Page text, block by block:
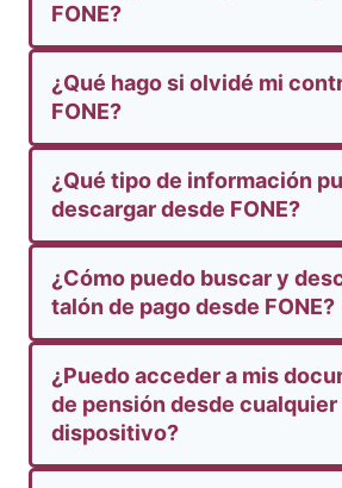
FONE?
¿Qué hago si olvidé mi
FONE?
¿Qué tipo de información
descargar desde FONE?
¿Cómo puedo buscar y
talón de pago desde FONE?
¿Puedo acceder a mis
de pensión desde cualquier
dispositivo?